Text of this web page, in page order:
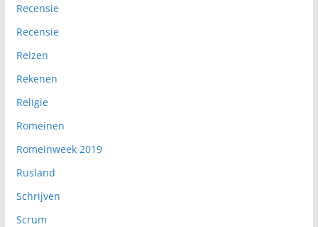
Recensie
Recensie
Reizen
Rekenen
Religie
Romeinen
Romeinweek 2019
Rusland
Schrijven
Scrum